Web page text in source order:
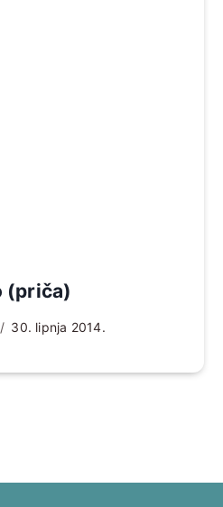
(priča)
30. lipnja 2014.